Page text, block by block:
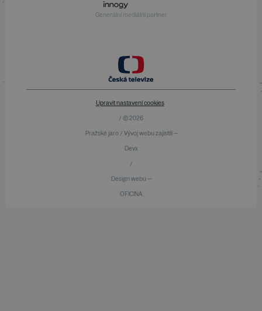
Generální mediální partner
Upravit nastavení cookies
/ © 2026
Pražské jaro / Vývoj webu zajistili —
Devx
/
Design webu —
OFICINA